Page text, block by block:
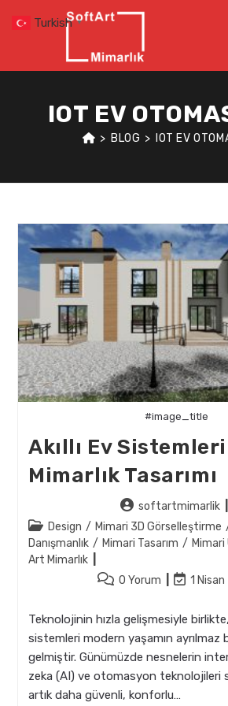
IOT EV
> BLOG > IOT EV
#image_title
Akıllı Ev Sistemleri
Mimarlık Tasarımı
Post
author:
softartmimarlik
Post
category:
Design / Mimari 3D Görselleştirme
Danışmanlık / Mimari Tasarım /
Art Mimarlık
Post0 Yorum
Post
modified:
1
Teknolojinin hızla gelişmesiyle birlikte,
sistemleri modern yaşamın ayrılmaz
gelmiştir. Günümüzde nesnelerin
zeka (AI) ve otomasyon teknolojileri
artık daha güvenli, konforlu…
Turkish ▼